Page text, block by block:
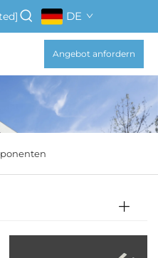
DE
Angebot anfordern